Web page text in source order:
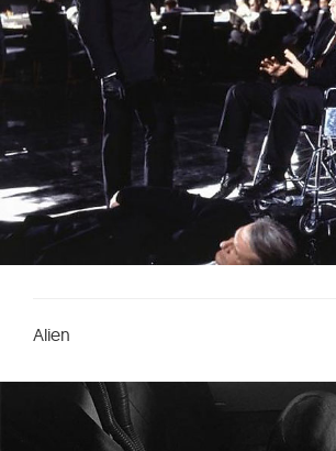
Alien